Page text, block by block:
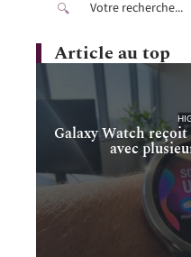
Article au top
Galaxy Watch
avec